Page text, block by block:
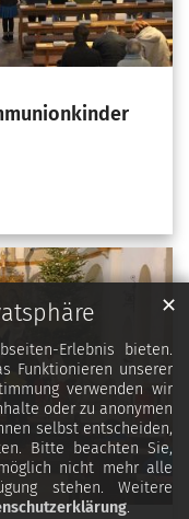
Erlebnis bieten.
Funktionieren unserer
verwenden wir
oder zu anonymen
selbst entscheiden,
Bitte beachten Sie,
nicht mehr alle
stehen. Weitere
.
✕